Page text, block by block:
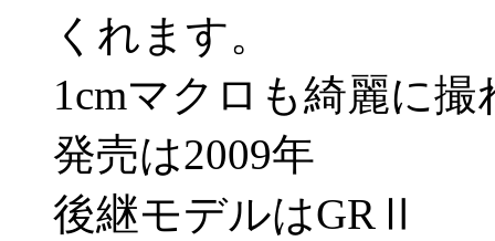
くれます。
1cmマクロも綺麗に撮
発売は2009年
後継モデルはGRⅡ